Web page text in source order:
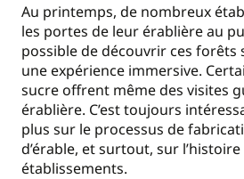
Au printemps, de nombreux
les portes de leur érablière au
possible de découvrir ces forêts
une expérience immersive.
sucre offrent même des visites
érablière. C’est toujours
plus sur le processus de
d’érable, et surtout, sur
établissements.